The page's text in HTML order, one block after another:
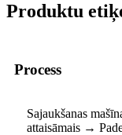
Produktu
Process
Sajaukšanas
attaisāmais →